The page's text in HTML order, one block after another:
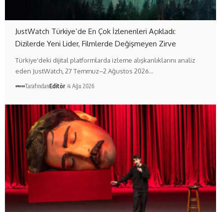
JustWatch Türkiye’de En Çok İzlenenleri Açıkladı:
Dizilerde Yeni Lider, Filmlerde Değişmeyen Zirve
Türkiye'deki dijital platformlarda izleme alışkanlıklarını analiz
eden JustWatch, 27 Temmuz–2 Ağustos 2026…
TarafındanEditör 4 Ağu 2026